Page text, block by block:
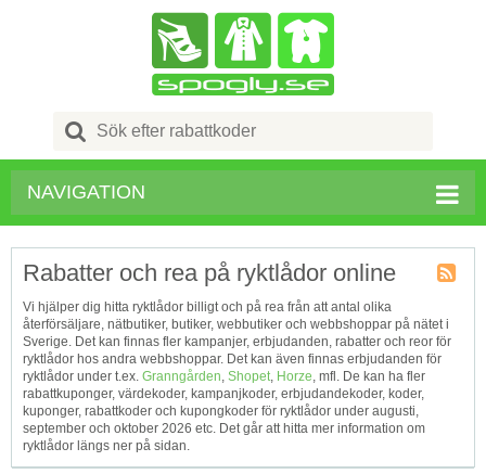
Search
for:
NAVIGATION
Tagg
RSS
Rabatter och rea på ryktlådor online
Vi hjälper dig hitta ryktlådor billigt och på rea från att antal olika
återförsäljare, nätbutiker, butiker, webbutiker och webbshoppar på nätet i
Sverige. Det kan finnas fler kampanjer, erbjudanden, rabatter och reor för
ryktlådor hos andra webbshoppar. Det kan även finnas erbjudanden för
ryktlådor under t.ex. Granngården, Shopet, Horze, mfl. De kan ha fler
rabattkuponger, värdekoder, kampanjkoder, erbjudandekoder, koder,
kuponger, rabattkoder och kupongkoder för ryktlådor under augusti,
september och oktober 2026 etc. Det går att hitta mer information om
ryktlådor längs ner på sidan.